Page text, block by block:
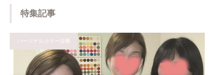
特集記事
パーソナルカラー診断